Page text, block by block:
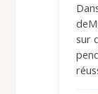
sur